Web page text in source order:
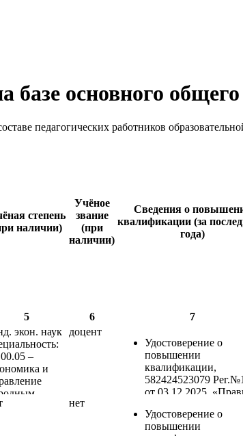
основного
педагогических работников
степень
наличии)
Учёное
звание
(при
наличии)
Сведения о
квалификации (за
года)
5 6 7
экон. наук
–
и
доцент
Удостоверение о
повышении
квалификации,
582424523079
от 03.12.2025,
пострадавшим», 16 ч.,
ФГБОУ ВО
нет
Удостоверение о
повышении